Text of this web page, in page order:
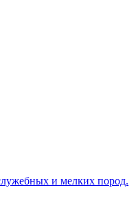
и мелких пород.